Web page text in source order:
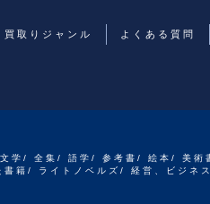
買取りジャンル よくある質問
/ 全集/ 語学/ 参考書/ 絵本/ 美術
籍/ ライトノベルズ/ 経営、ビジネ